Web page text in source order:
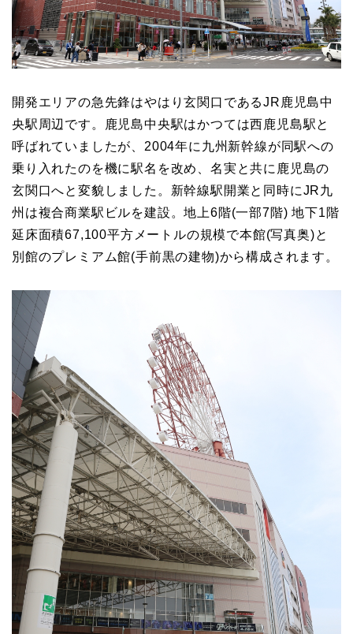
開発エリアの急先鋒はやはり玄関口であるJR鹿児島中
央駅周辺です。鹿児島中央駅はかつては西鹿児島駅と
呼ばれていましたが、2004年に九州新幹線が同駅への
乗り入れたのを機に駅名を改め、名実と共に鹿児島の
玄関口へと変貌しました。新幹線駅開業と同時にJR九
州は複合商業駅ビルを建設。地上6階(一部7階) 地下1階
延床面積67,100平方メートルの規模で本館(写真奥)と
別館のプレミアム館(手前黒の建物)から構成されます。